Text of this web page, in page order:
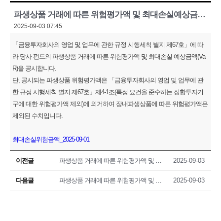
파생상품 거래에 따른 위험평가액 및 최대손실예상금액(VaR) 공시(2025.09.01)
2025-09-03 07:45
「금융투자회사의 영업 및 업무에 관한 규정 시행세칙 별지 제67호」에 따
라 당사 펀드의 파생상품 거래에 따른 위험평가액 및 최대손실 예상금액(Va
R)을 공시합니다.
단, 공시되는 파생상품 위험평가액은 「금융투자회사의 영업 및 업무에 관
한 규정 시행세칙 별지 제67호」제4-1조(특정 요건을 준수하는 집합투자기
구에 대한 위험평가액 제외)에 의거하여 장내파생상품에 따른 위험평가액은
제외된 수치입니다.
최대손실위험금액_2025-09-01
이전글 파생상품 거래에 따른 위험평가액 및 최대손실예상금액(VaR) 공시(2025.08.29) 2025-09-03
다음글 파생상품 거래에 따른 위험평가액 및 최대손실예상금액(VaR) 공시(2025.09.02) 2025-09-03